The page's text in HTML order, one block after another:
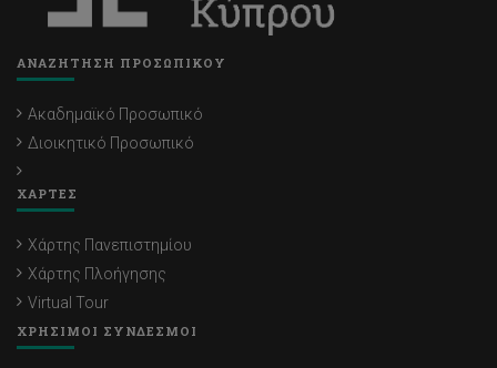
ΑΝΑΖΗΤΗΣΗ ΠΡΟΣΩΠΙΚΟΥ
Ακαδημαϊκό Προσωπικό
Διοικητικό Προσωπικό
ΧΑΡΤΕΣ
Χάρτης Πανεπιστημίου
Χάρτης Πλοήγησης
Virtual Tour
ΧΡΗΣΙΜΟΙ ΣΥΝΔΕΣΜΟΙ